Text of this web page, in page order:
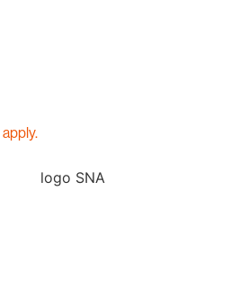
apply.